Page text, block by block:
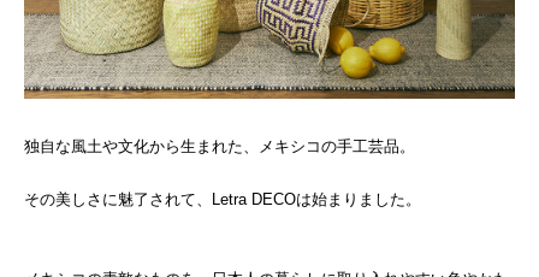
独自な風土や文化から生まれた、メキシコの手工芸品。
その美しさに魅了されて、Letra DECOは始まりました。